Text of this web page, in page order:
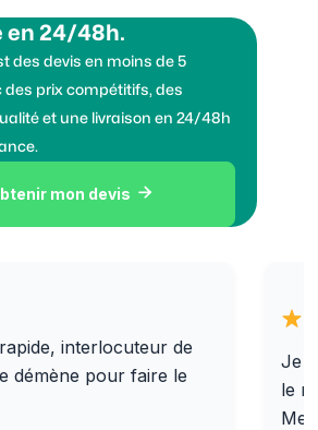
en 24/48h.
des devis en moins de 5
des prix compétitifs, des
et une livraison en 24/48h
mon devis 
interlocuteur de
démène pour faire le
Je
le